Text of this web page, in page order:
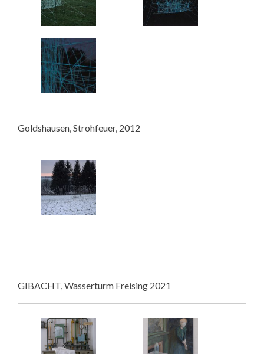
Goldshausen, Strohfeuer, 2012
GIBACHT, Wasserturm Freising 2021